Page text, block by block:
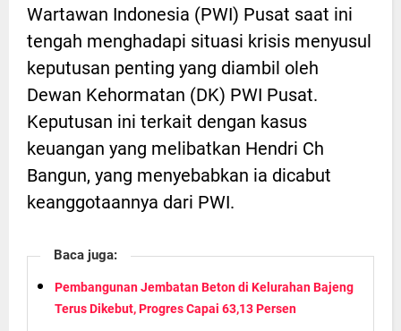
Wartawan Indonesia (PWI) Pusat saat ini
tengah menghadapi situasi krisis menyusul
keputusan penting yang diambil oleh
Dewan Kehormatan (DK) PWI Pusat.
Keputusan ini terkait dengan kasus
keuangan yang melibatkan Hendri Ch
Bangun, yang menyebabkan ia dicabut
keanggotaannya dari PWI.
Baca juga:
Pembangunan Jembatan Beton di Kelurahan Bajeng
Terus Dikebut, Progres Capai 63,13 Persen